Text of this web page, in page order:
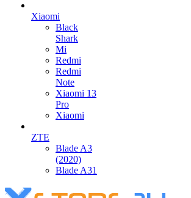
Xiaomi
Black
Shark
Mi
Redmi
Redmi
Note
Xiaomi 13
Pro
Xiaomi
ZTE
Blade A3
(2020)
Blade A31